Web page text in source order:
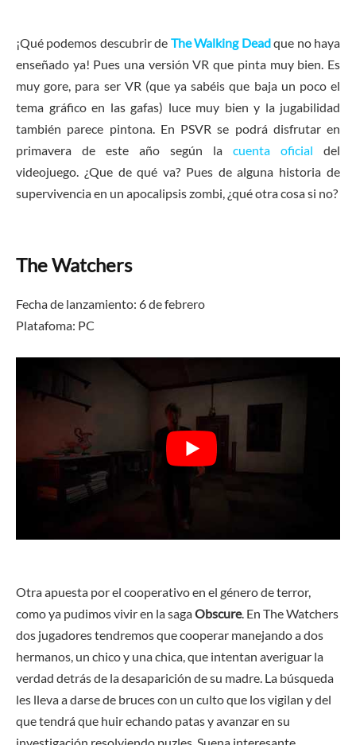
¡Qué podemos descubrir de The Walking Deadque no haya
enseñado ya! Pues una versión VR que pinta muy bien. Es
muy gore, para ser VR (que ya sabéis que baja un poco el
tema gráfico en las gafas) luce muy bien y la jugabilidad
también parece pintona. En PSVR se podrá disfrutar en
primavera de este año según la cuenta oficial del
videojuego. ¿Que de qué va? Pues de alguna historia de
supervivencia en un apocalipsis zombi, ¿qué otra cosa si no?
The Watchers
Fecha de lanzamiento: 6 de febrero
Platafoma: PC
Otra apuesta por el cooperativo en el género de terror,
como ya pudimos vivir en la sagaObscure. En The Watchers
dos jugadores tendremos que cooperar manejando a dos
hermanos, un chico y una chica, que intentan averiguar la
verdad detrás de la desaparición de su madre. La búsqueda
les lleva a darse de bruces con un culto que los vigilan y del
que tendrá que huir echando patas y avanzar en su